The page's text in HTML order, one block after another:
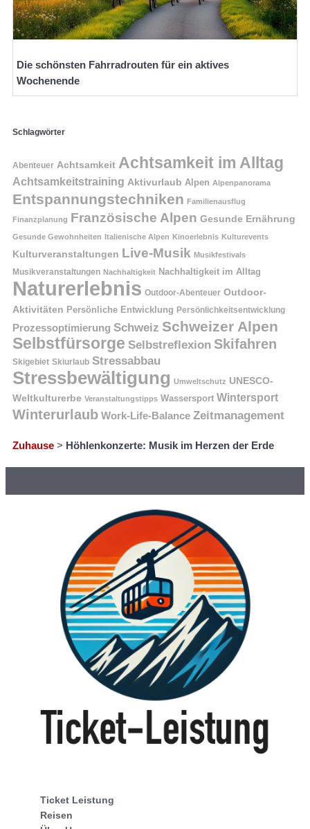
Die schönsten Fahrradrouten für ein aktives
Wochenende
Schlagwörter
Abenteuer Achtsamkeit Achtsamkeit im Alltag
Achtsamkeitstraining Aktivurlaub Alpen Alpenpanorama
Entspannungstechniken Familienausflug
Finanzplanung Französische Alpen Gesunde Ernährung
Gesunde Gewohnheiten Italienische Alpen Kinoerlebnis Kulturevents
Kulturveranstaltungen Live-Musik Musikfestivals
Musikveranstaltungen Nachhaltigkeit Nachhaltigkeit im Alltag
Naturerlebnis Outdoor-Abenteuer Outdoor-
Aktivitäten Persönliche Entwicklung Persönlichkeitsentwicklung
Prozessoptimierung Schweiz Schweizer Alpen
Selbstfürsorge Selbstreflexion Skifahren
Skigebiet Skiurlaub Stressabbau
Stressbewältigung Umweltschutz UNESCO-
Weltkulturerbe Veranstaltungstipps Wassersport Wintersport
Winterurlaub Work-Life-Balance Zeitmanagement
Zuhause > Höhlenkonzerte: Musik im Herzen der Erde
Ticket Leistung
Reisen